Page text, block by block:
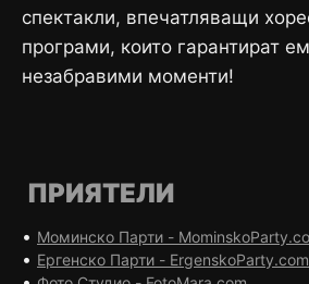
спектакли, впечатляващи
програми, които гарантират
незабравими моменти!
ПРИЯТЕЛИ
• Моминско Парти -
• Ергенско Парти - ErgenskoParty.com